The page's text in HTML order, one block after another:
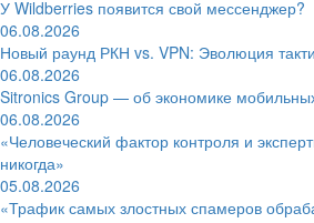
У Wildberries появится свой мессенджер?
06.08.2026
Новый раунд РКН vs. VPN: Эволюция
06.08.2026
Sitronics Group — об экономике
06.08.2026
«Человеческий фактор контроля и
никогда»
05.08.2026
«Трафик самых злостных спамеров